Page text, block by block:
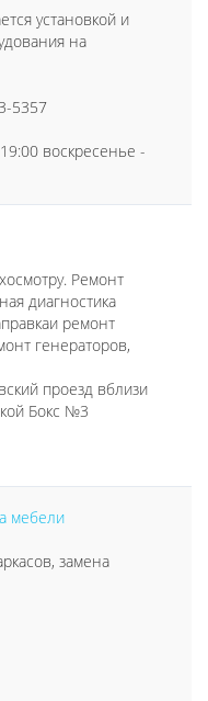
установкой и
на
5357
воскресенье -
Ремонт
диагностика
ремонт
генераторов,
проезд вблизи
Бокс №3
мебели
замена